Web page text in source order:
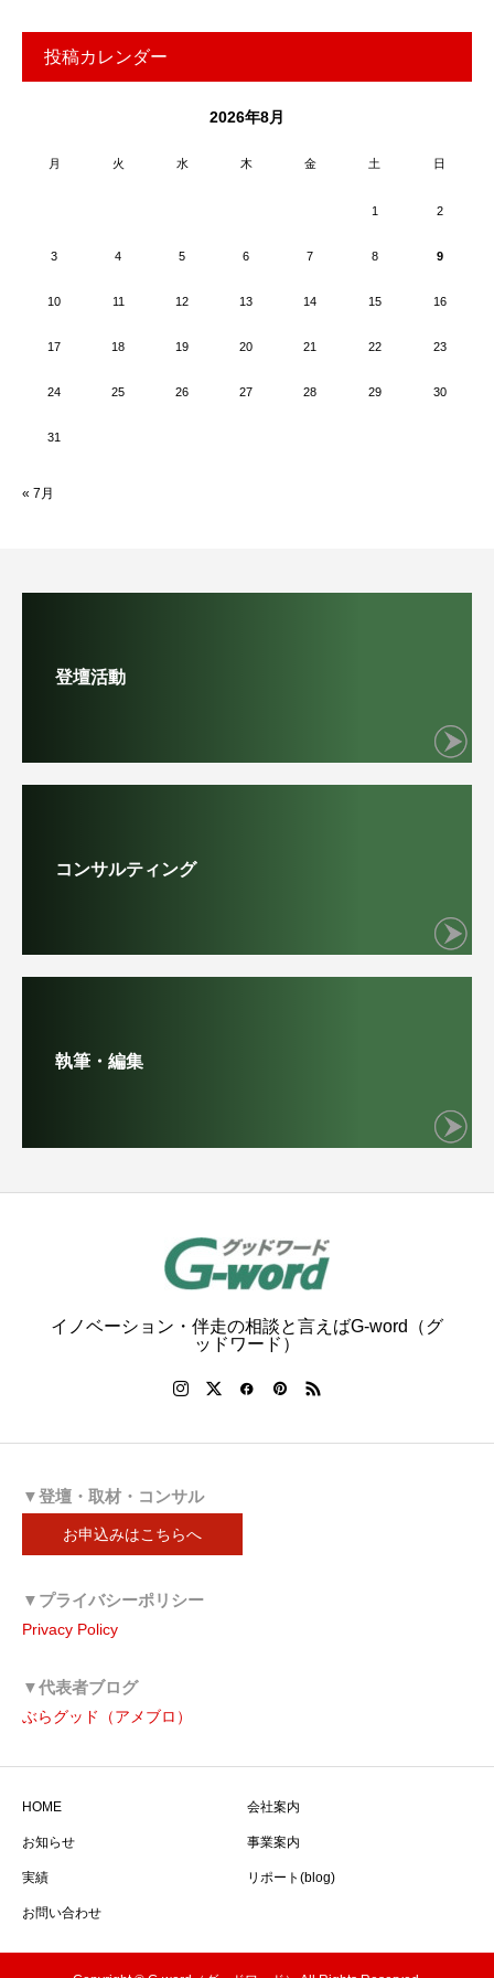
投稿カレンダー
2026年8月
月 火 水 木 金 土 日
1 2
3 4 5 6 7 8 9
10 11 12 13 14 15 16
17 18 19 20 21 22 23
24 25 26 27 28 29 30
31
« 7月
登壇活動
コンサルティング
執筆・編集
イノベーション・伴走の相談と言えばG-word（グ
ッドワード）
▼登壇・取材・コンサル
お申込みはこちらへ
▼プライバシーポリシー
Privacy Policy
▼代表者ブログ
ぶらグッド（アメブロ）
HOME 会社案内
お知らせ 事業案内
実績 リポート(blog)
お問い合わせ